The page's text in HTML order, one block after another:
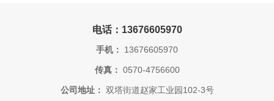
电话：13676605970
手机： 13676605970
传真： 0570-4756600
公司地址： 双塔街道赵家工业园102-3号